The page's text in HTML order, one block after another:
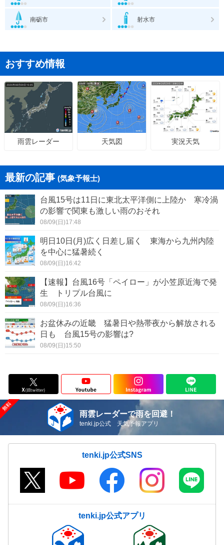
南砺市 射水市
おすすめ情報
雨雲レーダー 天気図 実況天気
最新の記事 (気象予報士)
台風15号は11日に東北太平洋側に上陸か 寒冷渦
の影響で関東も激しい雨のおそれ
08/09(日)17:48
明日10日(月)広く日差し届く 東海から九州内陸
を中心に猛暑続く
08/09(日)16:42
【速報】台風16号「ペイロー」が小笠原近海で発
生 トリプル台風に
08/09(日)16:36
お盆休みの近畿 猛暑日や熱帯夜から解放される
日も 台風15号の影響は?
08/09(日)15:50
雨雲レーダーで雨を回避！
tenki.jp公式 天気予報アプリ
tenki.jp公式SNS
tenki.jp公式アプリ